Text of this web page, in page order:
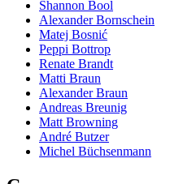
Shannon Bool
Alexander Bornschein
Matej Bosnić
Peppi Bottrop
Renate Brandt
Matti Braun
Alexander Braun
Andreas Breunig
Matt Browning
André Butzer
Michel Büchsenmann